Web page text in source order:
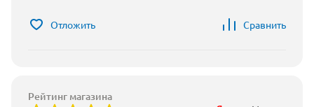
Отложить Сравнить
Рейтинг магазина